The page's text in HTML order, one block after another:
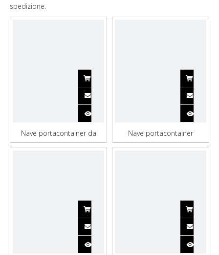
spedizione.
Nave portacontainer da
10.000 tonnellate con
Nave portacontainer
multiuso ultra grande per il